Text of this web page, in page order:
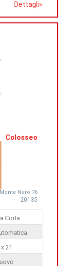
Dettagli»
Colosseo
Nero 76
20135
Corta
21